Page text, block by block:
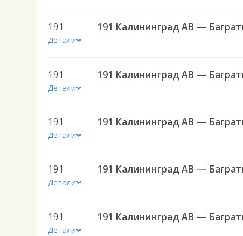
191
Детали
191
Детали
191
Детали
191
Детали
191
Детали